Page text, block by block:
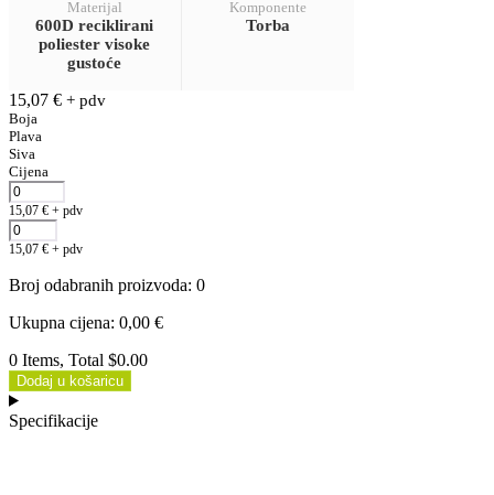
Materijal
600D reciklirani
poliester visoke
gustoće
Komponente
Torba
15,07 € + pdv
Boja
Plava
Siva
Cijena
15,07 € + pdv
15,07 € + pdv
Broj odabranih proizvoda: 0
Ukupna cijena: 0,00 €
0 Items, Total $0.00
Dodaj u košaricu
Specifikacije